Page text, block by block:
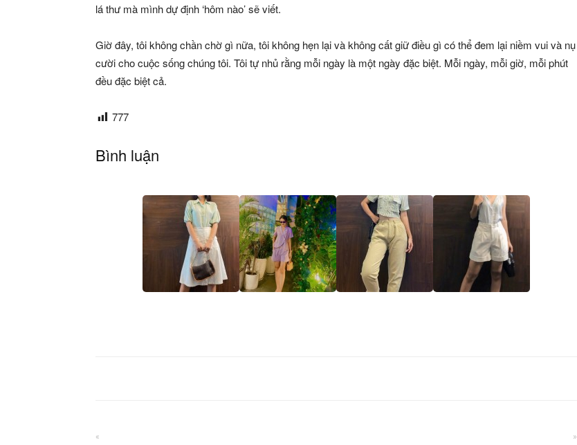
lá thư mà mình dự định ‘hôm nào’ sẽ viết.
Giờ đây, tôi không chần chờ gì nữa, tôi không hẹn lại và không cất giữ điều gì có thể đem lại niềm vui và nụ
cười cho cuộc sống chúng tôi. Tôi tự nhủ rằng mỗi ngày là một ngày đặc biệt. Mỗi ngày, mỗi giờ, mỗi phút
đều đặc biệt cả.
777
Bình luận
« »